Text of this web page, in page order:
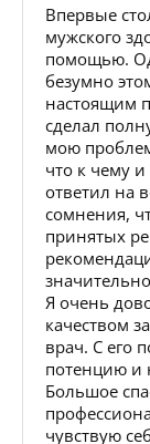
Впервые
мужского
помощью.
безумно
настоящим
сделал
мою
что к чему
ответил на
сомнения,
принятых
Я очень
качеством
врач. С его
потенцию и
Большое
чувствую